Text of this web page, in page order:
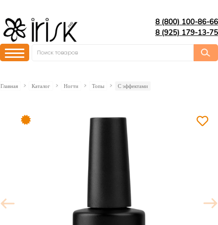
8 (800) 100-86-66
8 (925) 179-13-75
Главная Каталог Ногти Топы C эффектами